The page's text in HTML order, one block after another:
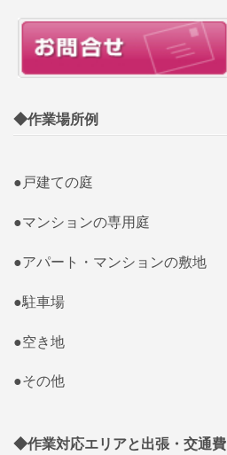
◆作業場所例
●戸建ての庭
●マンションの専用庭
●アパート・マンションの敷地
●駐車場
●空き地
●その他
◆作業対応エリアと出張・交通費